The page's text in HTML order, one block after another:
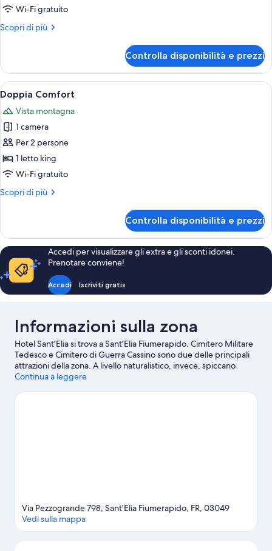
Wi-Fi gratuito
Scopri di più
Altri
Controlla disponibilità e prezzi
Apri
tutte
le
foto
per
Doppia
Comfort
Una camera da letto moderna con
12
Doppia Comfort
Vista montagna
1 camera
Per 2 persone
1 letto king
Wi-Fi gratuito
Scopri di più
Altri
Comfort
Controlla disponibilità e prezzi
Accedi per visualizzare gli extra e gli sconti idonei.
Prenotare conviene!
Accedi Iscriviti gratis
Informazioni sulla zona
Hotel Sant'Elia si trova a Sant'Elia Fiumerapido. Cimitero Militare
Tedesco e Cimitero di Guerra Cassino sono due delle principali
attrazioni della zona. A livello naturalistico, invece, spiccano
Terme Varroniane e Parco nazionale d'Abruzzo, Lazio e Molise.
Abbazia di Montecassino sono altri due luoghi da visitare
Continua a leggere
Via Pezzogrande 798, Sant'Elia Fiumerapido, FR, 03049
Vedi sulla mappa